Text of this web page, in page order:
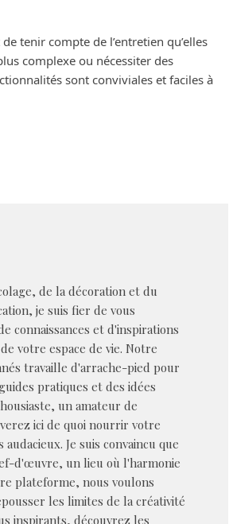
tenir compte de l’entretien qu’elles
complexe ou nécessiter des
sont conviviales et faciles à
de la décoration et du
je suis fier de vous
connaissances et d'inspirations
votre espace de vie. Notre
travaille d'arrache-pied pour
pratiques et des idées
un amateur de
ici de quoi nourrir votre
Je suis convaincu que
d'œuvre, un lieu où l'harmonie
plateforme, nous voulons
les limites de la créativité
inspirants, découvrez les